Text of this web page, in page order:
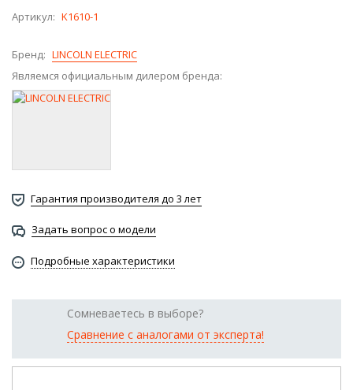
Артикул: K1610-1
Бренд: LINCOLN ELECTRIC
Являемся официальным дилером бренда:
Гарантия производителя до 3 лет
Задать вопрос о модели
Подробные характеристики
Сомневаетесь в выборе?
Сравнение с аналогами от эксперта!